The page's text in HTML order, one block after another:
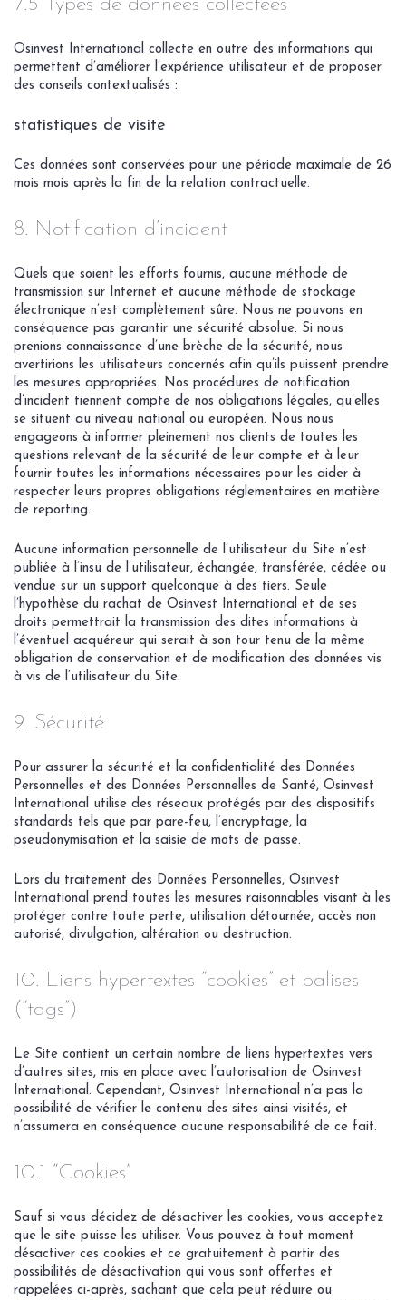
7.5 Types de données collectées
Osinvest International collecte en outre des informations qui
permettent d’améliorer l’expérience utilisateur et de proposer
des conseils contextualisés :
statistiques de visite
Ces données sont conservées pour une période maximale de 26
mois mois après la fin de la relation contractuelle.
8. Notification d’incident
Quels que soient les efforts fournis, aucune méthode de
transmission sur Internet et aucune méthode de stockage
électronique n’est complètement sûre. Nous ne pouvons en
conséquence pas garantir une sécurité absolue. Si nous
prenions connaissance d’une brèche de la sécurité, nous
avertirions les utilisateurs concernés afin qu’ils puissent prendre
les mesures appropriées. Nos procédures de notification
d’incident tiennent compte de nos obligations légales, qu’elles
se situent au niveau national ou européen. Nous nous
engageons à informer pleinement nos clients de toutes les
questions relevant de la sécurité de leur compte et à leur
fournir toutes les informations nécessaires pour les aider à
respecter leurs propres obligations réglementaires en matière
de reporting.
Aucune information personnelle de l’utilisateur du Site n’est
publiée à l’insu de l’utilisateur, échangée, transférée, cédée ou
vendue sur un support quelconque à des tiers. Seule
l’hypothèse du rachat de Osinvest International et de ses
droits permettrait la transmission des dites informations à
l’éventuel acquéreur qui serait à son tour tenu de la même
obligation de conservation et de modification des données vis
à vis de l’utilisateur du Site.
9. Sécurité
Pour assurer la sécurité et la confidentialité des Données
Personnelles et des Données Personnelles de Santé, Osinvest
International utilise des réseaux protégés par des dispositifs
standards tels que par pare-feu, l’encryptage, la
pseudonymisation et la saisie de mots de passe.
Lors du traitement des Données Personnelles, Osinvest
International prend toutes les mesures raisonnables visant à les
protéger contre toute perte, utilisation détournée, accès non
autorisé, divulgation, altération ou destruction.
10. Liens hypertextes “cookies” et balises
(“tags”)
Le Site contient un certain nombre de liens hypertextes vers
d’autres sites, mis en place avec l’autorisation de Osinvest
International. Cependant, Osinvest International n’a pas la
possibilité de vérifier le contenu des sites ainsi visités, et
n’assumera en conséquence aucune responsabilité de ce fait.
10.1 “Cookies”
Sauf si vous décidez de désactiver les cookies, vous acceptez
que le site puisse les utiliser. Vous pouvez à tout moment
désactiver ces cookies et ce gratuitement à partir des
possibilités de désactivation qui vous sont offertes et
rappelées ci-après, sachant que cela peut réduire ou